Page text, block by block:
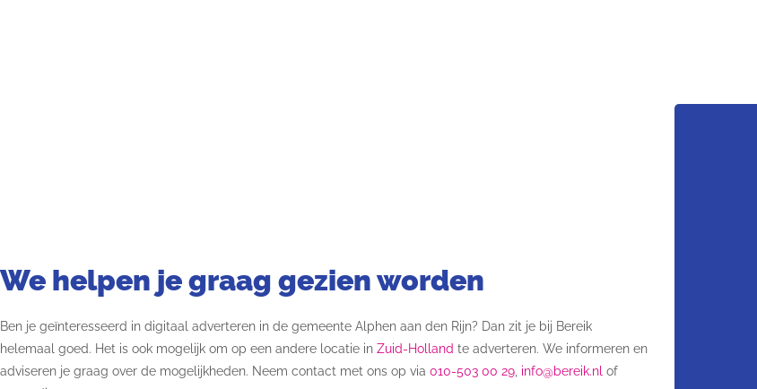
We helpen je graag gezien worden
Ben je geïnteresseerd in digitaal adverteren in de gemeente Alphen aan den Rijn? Dan zit je bij Bereik
helemaal goed. Het is ook mogelijk om op een andere locatie in Zuid-Holland te adverteren. We informeren en
adviseren je graag over de mogelijkheden. Neem contact met ons op via 010-503 00 29 info@bereik.nl of